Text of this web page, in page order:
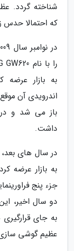
شناخته گردد.
که احتمالا
به بازار
اندرویدی آن
داشت.
به بازار عرضه
جزء پنج
دو سال اخیر،
به جای
عظیم گوشی